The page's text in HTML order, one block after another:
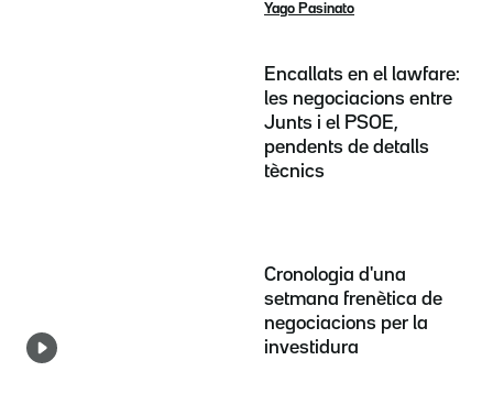
Yago Pasinato
Encallats en el lawfare:
les negociacions entre
Junts i el PSOE,
pendents de detalls
tècnics
Cronologia d'una
setmana frenètica de
negociacions per la
investidura